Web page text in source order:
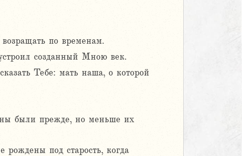
по временам.
созданный Мною век.
Тебе: мать наша, о которой
были прежде, но меньше их
под старость, когда